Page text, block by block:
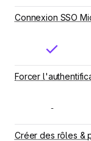
Connexion SSO
Forcer
-
Créer des rôles &